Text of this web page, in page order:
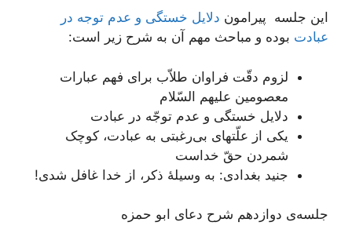
این جلسه پیرامون دلایل خستگی و عدم توجه در
عبادت بوده و مباحث مهم آن به شرح زیر است:
لزوم دقّت فراوان طلاّب برای فهم عبارات
معصومین علیهم السّلام
دلایل خستگی و عدم توجّه در عبادت
یکی از علّت‎های بی‌رغبتی به عبادت، کوچک
شمردن حقّ خداست
جنید بغدادی: به وسیلۀ ذکر، از خدا غافل شدی!
جلسه‌ی دوازدهم شرح دعای ابو حمزه